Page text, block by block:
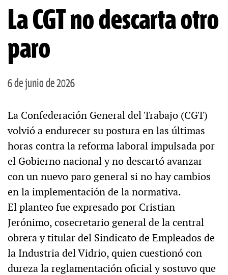
La CGT no descarta otro
paro
6 de junio de 2026
La Confederación General del Trabajo (CGT)
volvió a endurecer su postura en las últimas
horas contra la reforma laboral impulsada por
el Gobierno nacional y no descartó avanzar
con un nuevo paro general si no hay cambios
en la implementación de la normativa.
El planteo fue expresado por Cristian
Jerónimo, cosecretario general de la central
obrera y titular del Sindicato de Empleados de
la Industria del Vidrio, quien cuestionó con
dureza la reglamentación oficial y sostuvo que